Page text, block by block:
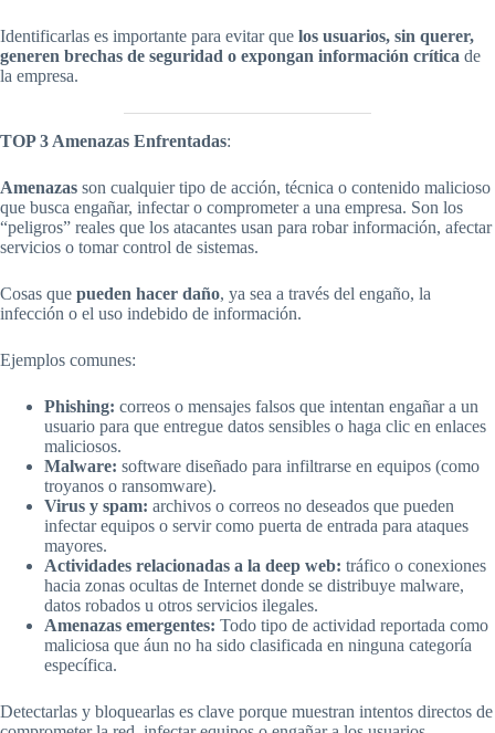
Identificarlas es importante para evitar que los usuarios, sin querer,
generen brechas de seguridad o expongan información crítica de
la empresa.
TOP 3 Amenazas Enfrentadas:
Amenazas son cualquier tipo de acción, técnica o contenido malicioso
que busca engañar, infectar o comprometer a una empresa. Son los
“peligros” reales que los atacantes usan para robar información, afectar
servicios o tomar control de sistemas.
Cosas que pueden hacer daño, ya sea a través del engaño, la
infección o el uso indebido de información.
Ejemplos comunes:
Phishing: correos o mensajes falsos que intentan engañar a un
usuario para que entregue datos sensibles o haga clic en enlaces
maliciosos.
Malware: software diseñado para infiltrarse en equipos (como
troyanos o ransomware).
Virus y spam: archivos o correos no deseados que pueden
infectar equipos o servir como puerta de entrada para ataques
mayores.
Actividades relacionadas a la deep web: tráfico o conexiones
hacia zonas ocultas de Internet donde se distribuye malware,
datos robados u otros servicios ilegales.
Amenazas emergentes: Todo tipo de actividad reportada como
maliciosa que áun no ha sido clasificada en ninguna categoría
específica.
Detectarlas y bloquearlas es clave porque muestran intentos directos de